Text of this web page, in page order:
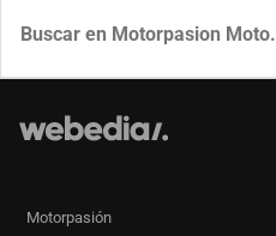
Motorpasión